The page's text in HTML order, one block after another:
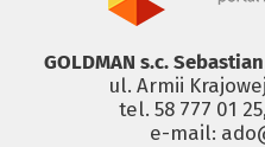
GOLDMAN s.c.
ul. Armii
tel. 58 777 01
e-mail: